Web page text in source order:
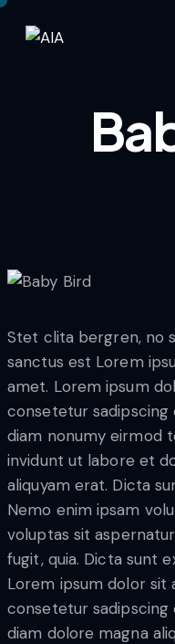
Stet clita bergren, no
sanctus est Lorem
amet. Lorem ipsum
consetetur sadipscing
diam nonumy eirmod
invidunt ut labore et
aliquyam erat. Dicta
Nemo enim ipsam
voluptas sit
fugit, quia. Dicta sunt
Lorem ipsum dolor sit
consetetur sadipscing
diam dolore magna